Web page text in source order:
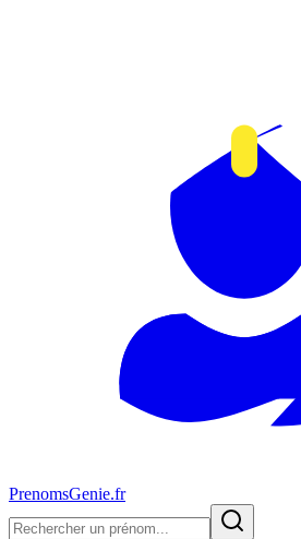
PrenomsGenie.fr